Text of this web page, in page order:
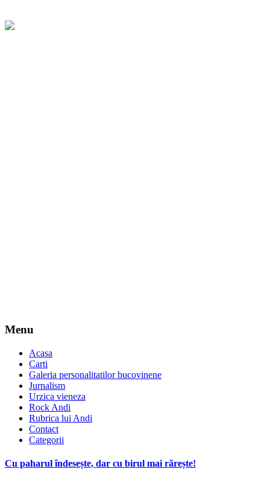
Menu
Acasa
Carti
Galeria personalitatilor bucovinene
Jurnalism
Urzica vieneza
Rock Andi
Rubrica lui Andi
Contact
Categorii
Cu paharul îndesește, dar cu birul mai rărește!